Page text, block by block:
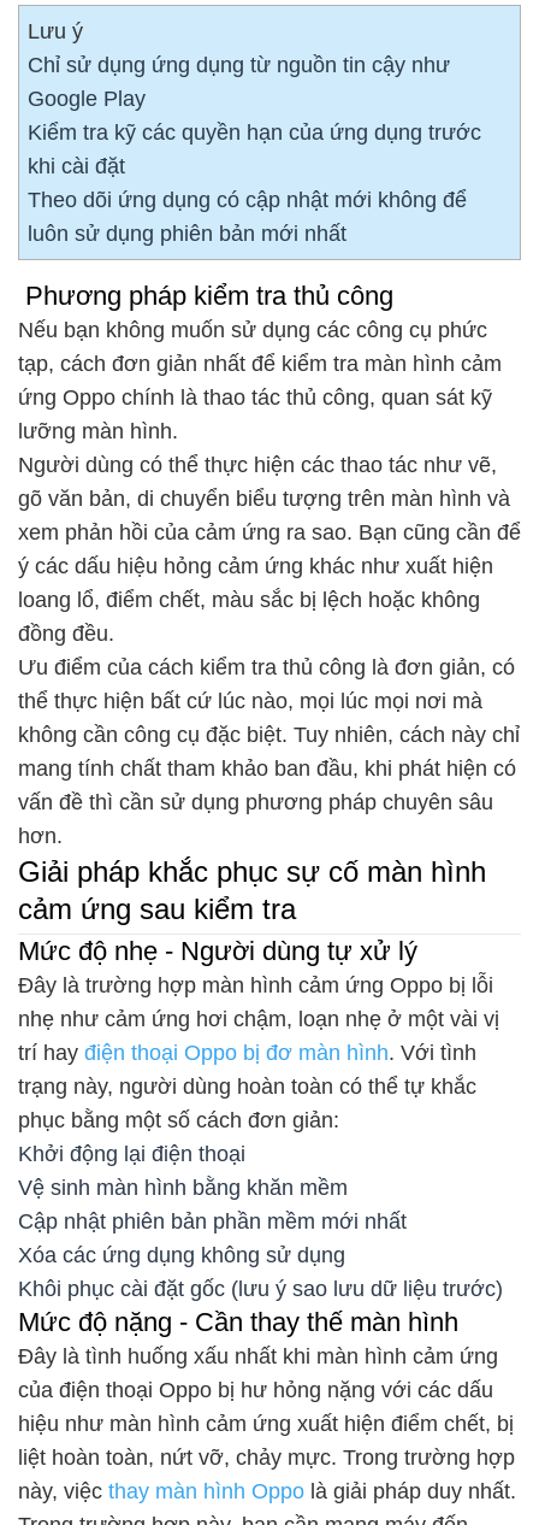
Lưu ý
Chỉ sử dụng ứng dụng từ nguồn tin cậy như
Google Play
Kiểm tra kỹ các quyền hạn của ứng dụng trước
khi cài đặt
Theo dõi ứng dụng có cập nhật mới không để
luôn sử dụng phiên bản mới nhất
Phương pháp kiểm tra thủ công
Nếu bạn không muốn sử dụng các công cụ phức
tạp, cách đơn giản nhất để kiểm tra màn hình cảm
ứng Oppo chính là thao tác thủ công, quan sát kỹ
lưỡng màn hình.
Người dùng có thể thực hiện các thao tác như vẽ,
gõ văn bản, di chuyển biểu tượng trên màn hình và
xem phản hồi của cảm ứng ra sao. Bạn cũng cần để
ý các dấu hiệu hỏng cảm ứng khác như xuất hiện
loang lổ, điểm chết, màu sắc bị lệch hoặc không
đồng đều.
Ưu điểm của cách kiểm tra thủ công là đơn giản, có
thể thực hiện bất cứ lúc nào, mọi lúc mọi nơi mà
không cần công cụ đặc biệt. Tuy nhiên, cách này chỉ
mang tính chất tham khảo ban đầu, khi phát hiện có
vấn đề thì cần sử dụng phương pháp chuyên sâu
hơn.
Giải pháp khắc phục sự cố màn hình
cảm ứng sau kiểm tra
Mức độ nhẹ - Người dùng tự xử lý
Đây là trường hợp màn hình cảm ứng Oppo bị lỗi
nhẹ như cảm ứng hơi chậm, loạn nhẹ ở một vài vị
trí hay điện thoại Oppo bị đơ màn hình. Với tình
trạng này, người dùng hoàn toàn có thể tự khắc
phục bằng một số cách đơn giản:
Khởi động lại điện thoại
Vệ sinh màn hình bằng khăn mềm
Cập nhật phiên bản phần mềm mới nhất
Xóa các ứng dụng không sử dụng
Khôi phục cài đặt gốc (lưu ý sao lưu dữ liệu trước)
Mức độ nặng - Cần thay thế màn hình
Đây là tình huống xấu nhất khi màn hình cảm ứng
của điện thoại Oppo bị hư hỏng nặng với các dấu
hiệu như màn hình cảm ứng xuất hiện điểm chết, bị
liệt hoàn toàn, nứt vỡ, chảy mực. Trong trường hợp
này, việc thay màn hình Oppo là giải pháp duy nhất.